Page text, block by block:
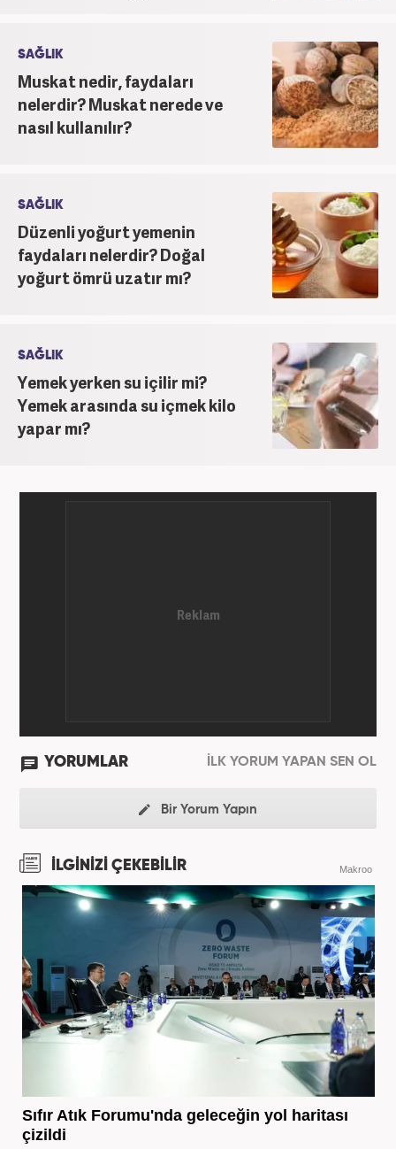
SAĞLIK
Muskat nedir, faydaları
nelerdir? Muskat nerede ve
nasıl kullanılır?
SAĞLIK
Düzenli yoğurt yemenin
faydaları nelerdir? Doğal
yoğurt ömrü uzatır mı?
SAĞLIK
Yemek yerken su içilir mi?
Yemek arasında su içmek kilo
yapar mı?
YORUMLAR İLK YORUM YAPAN SEN OL
Bir Yorum Yapın
İLGİNİZİ ÇEKEBİLİR Makroo
Sıfır Atık Forumu'nda geleceğin yol haritası
çizildi